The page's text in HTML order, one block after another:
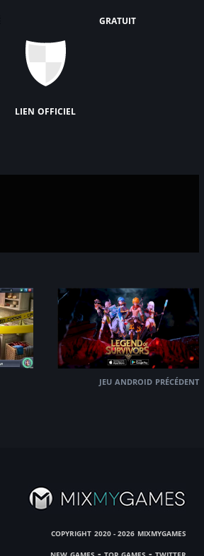
gratuit
lien officiel
jeu android précédent
copyright 2020 - 2026 mixmygames